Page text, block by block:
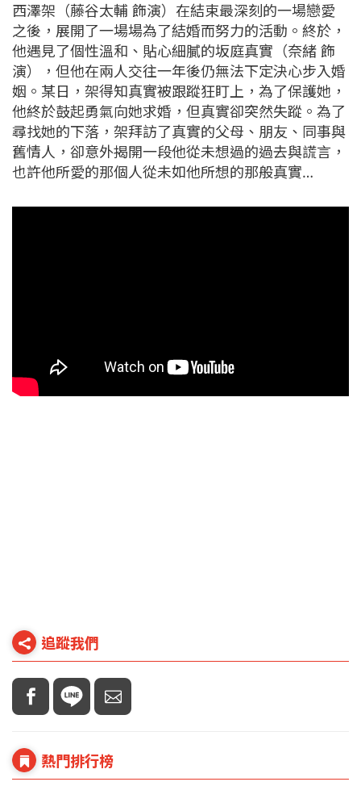
西澤架（藤谷太輔 飾演）在結束最深刻的一場戀愛
之後，展開了一場場為了結婚而努力的活動。終於，
他遇見了個性溫和、貼心細膩的坂庭真實（奈緒 飾
演），但他在兩人交往一年後仍無法下定決心步入婚
姻。某日，架得知真實被跟蹤狂盯上，為了保護她，
他終於鼓起勇氣向她求婚，但真實卻突然失蹤。為了
尋找她的下落，架拜訪了真實的父母、朋友、同事與
舊情人，卻意外揭開一段他從未想過的過去與謊言，
也許他所愛的那個人從未如他所想的那般真實…
追蹤我們
熱門排行榜